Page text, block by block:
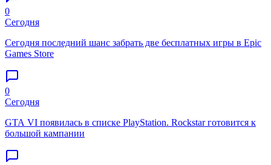
0
Сегодня
Сегодня последний шанс забрать две бесплатных игры в Epic
Games Store
0
Сегодня
GTA VI появилась в списке PlayStation. Rockstar готовится к
большой кампании